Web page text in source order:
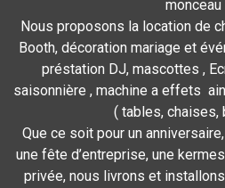
monceau
Nous proposons la location de
Booth, décoration mariage et
préstation DJ, mascottes ,
saisonnière , machine a effets
( tables, chaises,
Que ce soit pour un
une fête d’entreprise, une
privée, nous livrons et